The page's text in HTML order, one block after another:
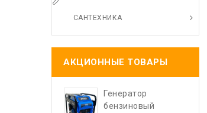
САНТЕХНИКА
АКЦИОННЫЕ ТОВАРЫ
Генератор
бензиновый